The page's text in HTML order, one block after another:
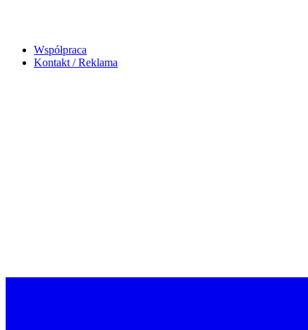
Współpraca
Kontakt / Reklama